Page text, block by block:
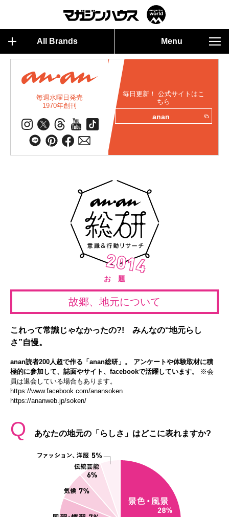
All Brands Menu
毎週水曜日発売
1970年創刊
毎日更新！ 公式サイトはこ
ちら
anan
お 題
故郷、地元について
これって常識じゃなかったの?! みんなの“地元らし
さ”自慢。
anan読者200人超で作る「anan総研」。 アンケートや体験取材に積
極的に参加して、誌面やサイト、facebookで活躍しています。
※会
員は退会している場合もあります。
https://www.facebook.com/anansoken
https://ananweb.jp/soken/
Q あなたの地元の「らしさ」はどこに表れますか?